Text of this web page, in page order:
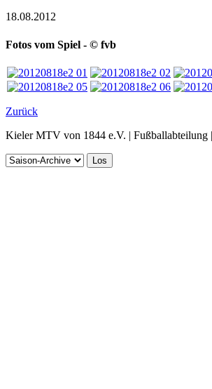
18.08.2012
Fotos vom Spiel - © fvb
Zurück
Kieler MTV von 1844 e.V. | Fußballabteilung